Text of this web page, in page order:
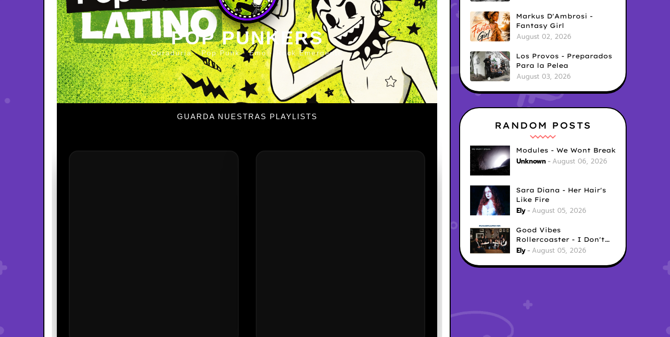
POP PUNKERS
Curaduría · Pop Punk · Emo · Rock Emergente
GUARDA NUESTRAS PLAYLISTS
Markus D'Ambrosi -
Fantasy Girl
August 02, 2026
Los Provos - Preparados
Para la Pelea
August 03, 2026
RANDOM POSTS
Modules - We Wont Break
Unknown August 06, 2026
Sara Diana - Her Hair's
Like Fire
Ely August 05, 2026
Good Vibes
Rollercoaster - I Don't
Care
Ely August 05, 2026